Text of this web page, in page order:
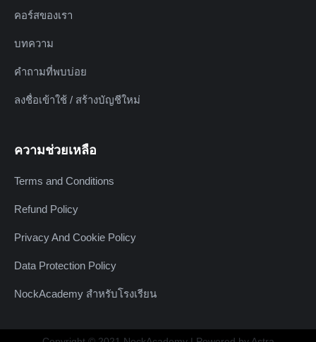
คอร์สของเรา
บทความ
คำถามที่พบบ่อย
ลงชื่อเข้าใช้ / สร้างบัญชีใหม่
ความช่วยเหลือ
Terms and Conditions
Refund Policy
Privacy And Cookie Policy
Data Protection Policy
NockAcademy สำหรับโรงเรียน